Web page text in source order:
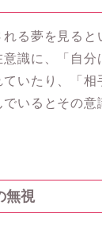
る夢を見ると
識に、「自分
ていたり、「相
いるとその意
無視